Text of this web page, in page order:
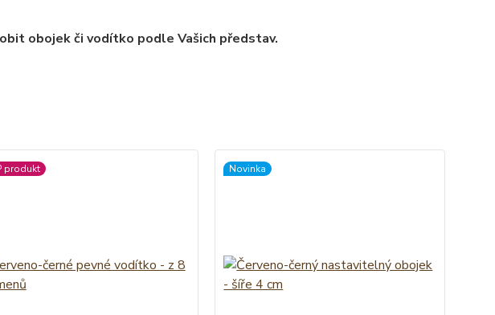
obojek či vodítko podle Vašich představ.
produkt Novinka